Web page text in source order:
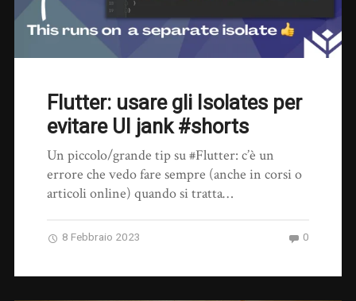
Flutter: usare gli Isolates per
evitare UI jank #shorts
Un piccolo/grande tip su #Flutter: c’è un
errore che vedo fare sempre (anche in corsi o
articoli online) quando si tratta…
8 Febbraio 2023 0